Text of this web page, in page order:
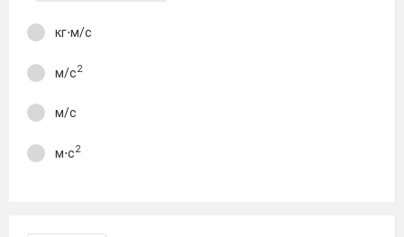
кг⋅м/с
м/с2
м/с
м⋅с2